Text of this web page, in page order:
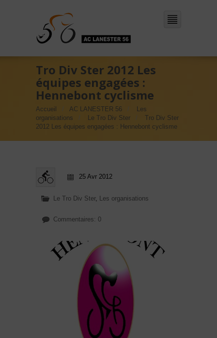
Tro Div Ster 2012 Les
équipes engagées :
Hennebont cyclisme
Accueil AC LANESTER 56
Les
organisations
Le Tro Div Ster
Tro Div Ster
2012 Les équipes engagées : Hennebont cyclisme
25 Avr 2012
Le Tro Div Ster, Les organisations
Commentaires: 0